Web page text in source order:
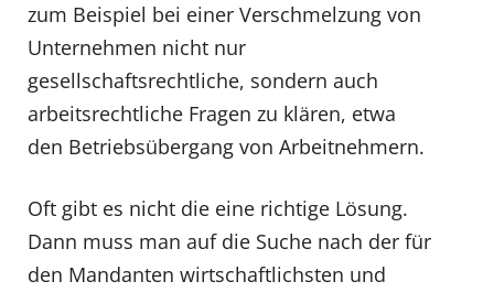
zum Beispiel bei einer Verschmelzung von
Unternehmen nicht nur
gesellschaftsrechtliche, sondern auch
arbeitsrechtliche Fragen zu klären, etwa
den Betriebsübergang von Arbeitnehmern.
Oft gibt es nicht die eine richtige Lösung.
Dann muss man auf die Suche nach der für
den Mandanten wirtschaftlichsten und